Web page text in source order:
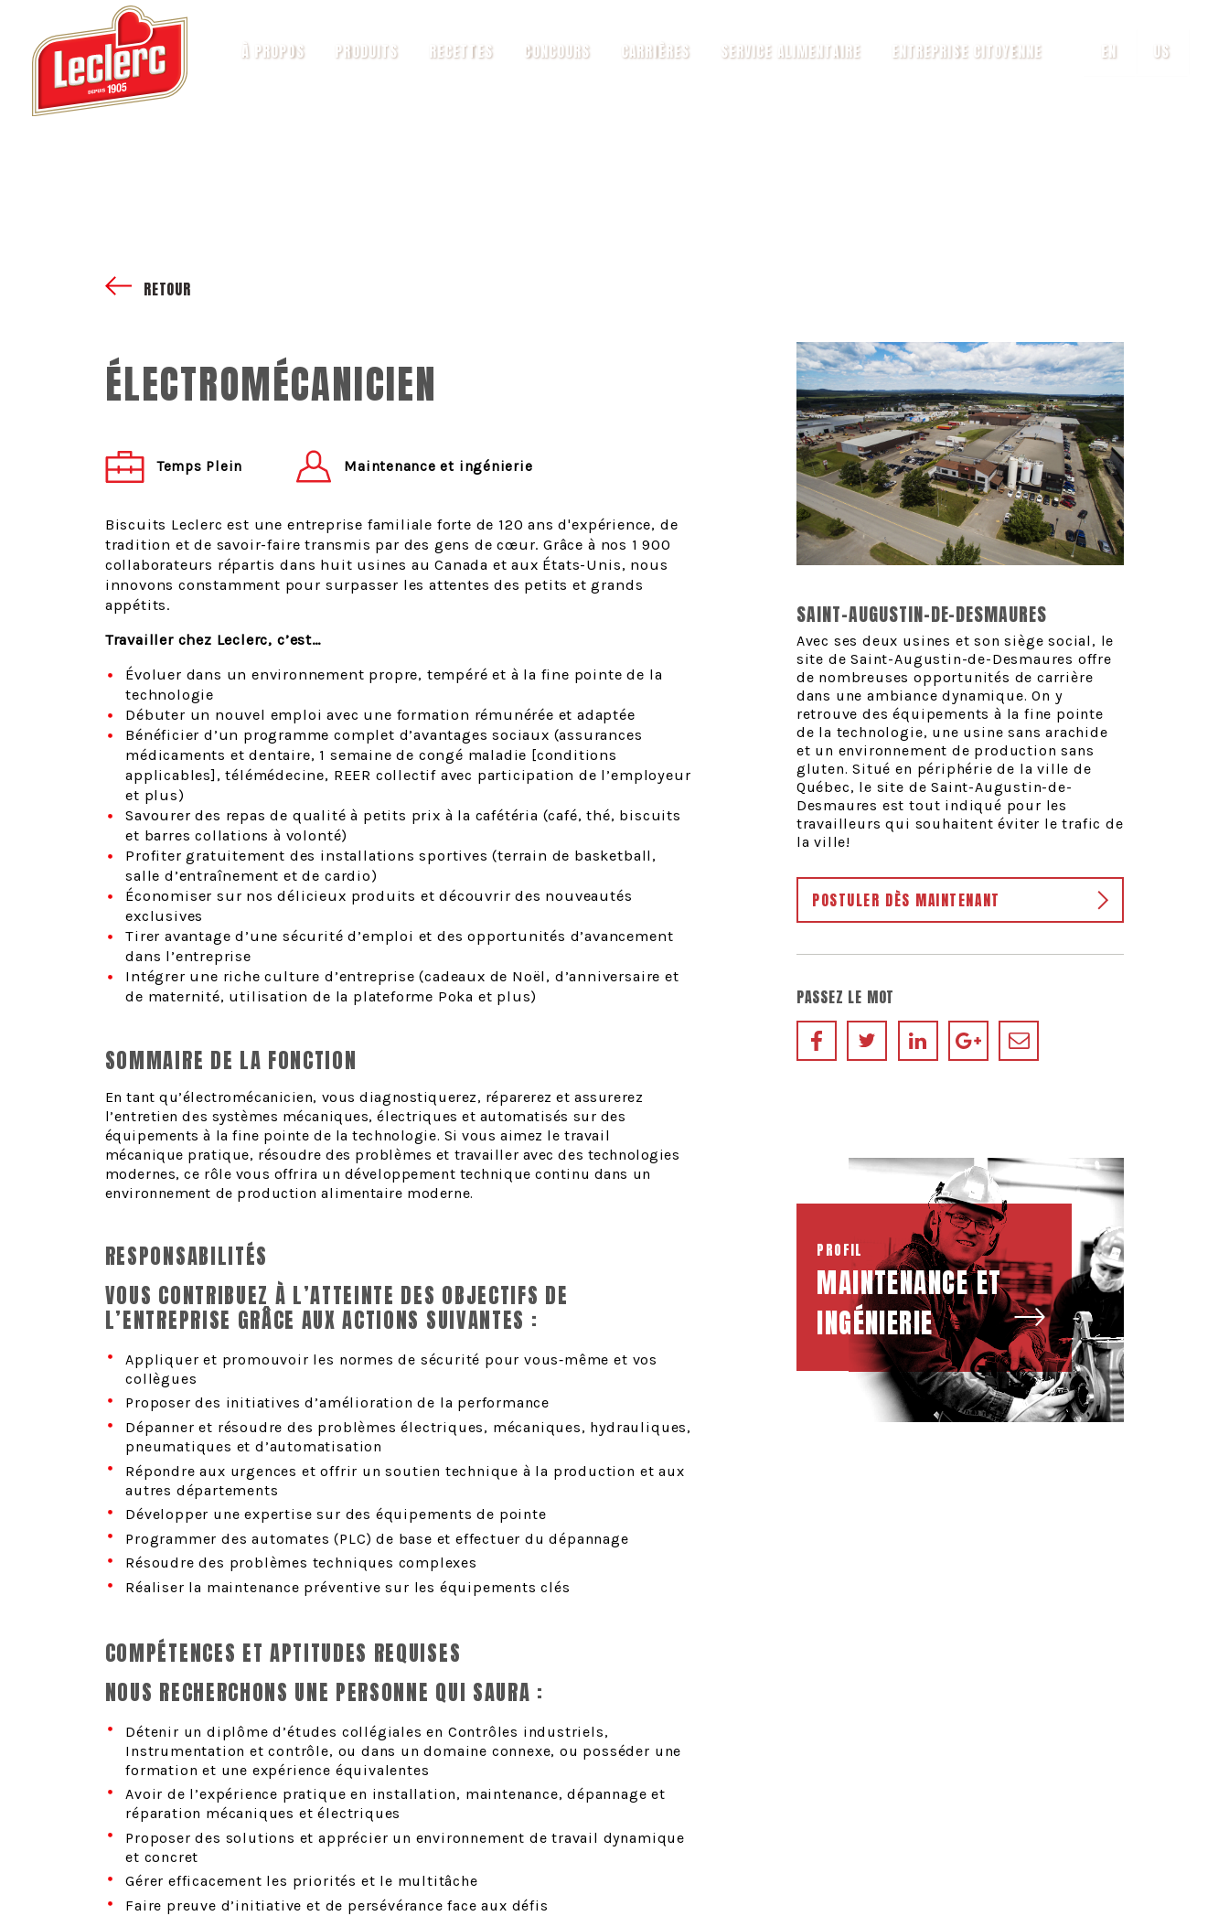
À PROPOS PRODUITS RECETTES CONCOURS CARRIÈRES SERVICE ALIMENTAIRE ENTREPRISE CITOYENNE EN US
RETOUR
ÉLECTROMÉCANICIEN
Temps Plein Maintenance et ingénierie
Biscuits Leclerc est une entreprise familiale forte de 120 ans d'expérience, de
tradition et de savoir-faire transmis par des gens de cœur. Grâce à nos 1 900
collaborateurs répartis dans huit usines au Canada et aux États-Unis, nous
innovons constamment pour surpasser les attentes des petits et grands
appétits.
Travailler chez Leclerc, c’est…
Évoluer dans un environnement propre, tempéré et à la fine pointe de la
technologie
Débuter un nouvel emploi avec une formation rémunérée et adaptée
Bénéficier d’un programme complet d’avantages sociaux (assurances
médicaments et dentaire, 1 semaine de congé maladie [conditions
applicables], télémédecine, REER collectif avec participation de l’employeur
et plus)
Savourer des repas de qualité à petits prix à la cafétéria (café, thé, biscuits
et barres collations à volonté)
Profiter gratuitement des installations sportives (terrain de basketball,
salle d’entraînement et de cardio)
Économiser sur nos délicieux produits et découvrir des nouveautés
exclusives
Tirer avantage d’une sécurité d’emploi et des opportunités d’avancement
dans l’entreprise
Intégrer une riche culture d’entreprise (cadeaux de Noël, d’anniversaire et
de maternité, utilisation de la plateforme Poka et plus)
SOMMAIRE DE LA FONCTION
En tant qu’électromécanicien, vous diagnostiquerez, réparerez et assurerez
l’entretien des systèmes mécaniques, électriques et automatisés sur des
équipements à la fine pointe de la technologie. Si vous aimez le travail
mécanique pratique, résoudre des problèmes et travailler avec des technologies
modernes, ce rôle vous offrira un développement technique continu dans un
environnement de production alimentaire moderne.
RESPONSABILITÉS
VOUS CONTRIBUEZ À L’ATTEINTE DES OBJECTIFS DE
L’ENTREPRISE GRÂCE AUX ACTIONS SUIVANTES :
Appliquer et promouvoir les normes de sécurité pour vous‑même et vos
collègues
Proposer des initiatives d’amélioration de la performance
Dépanner et résoudre des problèmes électriques, mécaniques, hydrauliques,
pneumatiques et d’automatisation
Répondre aux urgences et offrir un soutien technique à la production et aux
autres départements
Développer une expertise sur des équipements de pointe
Programmer des automates (PLC) de base et effectuer du dépannage
Résoudre des problèmes techniques complexes
Réaliser la maintenance préventive sur les équipements clés
COMPÉTENCES ET APTITUDES REQUISES
NOUS RECHERCHONS UNE PERSONNE QUI SAURA :
Détenir un diplôme d’études collégiales en Contrôles industriels,
Instrumentation et contrôle, ou dans un domaine connexe, ou posséder une
formation et une expérience équivalentes
Avoir de l’expérience pratique en installation, maintenance, dépannage et
réparation mécaniques et électriques
Proposer des solutions et apprécier un environnement de travail dynamique
et concret
Gérer efficacement les priorités et le multitâche
Faire preuve d’initiative et de persévérance face aux défis
SAINT-AUGUSTIN-DE-DESMAURES
Avec ses deux usines et son siège social, le
site de Saint-Augustin-de-Desmaures offre
de nombreuses opportunités de carrière
dans une ambiance dynamique. On y
retrouve des équipements à la fine pointe
de la technologie, une usine sans arachide
et un environnement de production sans
gluten. Situé en périphérie de la ville de
Québec, le site de Saint-Augustin-de-
Desmaures est tout indiqué pour les
travailleurs qui souhaitent éviter le trafic de
la ville!
POSTULER DÈS MAINTENANT
PASSEZ LE MOT
PROFIL
MAINTENANCE ET
INGÉNIERIE